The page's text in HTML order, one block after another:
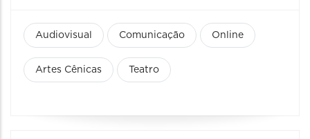
Audiovisual Comunicação Online
Artes Cênicas Teatro